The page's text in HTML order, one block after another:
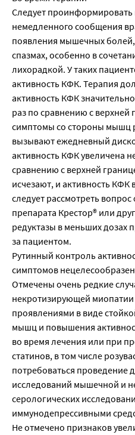
Следует проинформировать
немедленного сообщения
появления мышечных
спазмах, особенно в
лихорадкой. У таких
активность КФК. Терапия
активность КФК
раз по сравнению с
симптомы со стороны мышц
вызывают ежедневный
активность КФК увеличена
сравнению с верхней
исчезают, и активность КФК
следует рассмотреть
препарата Крестор® или
редуктазы в меньших
за пациентом.
Рутинный контроль
симптомов
Отмечены очень редкие
некротизирующей миопатии
проявлениями в виде
мышц и повышения
во время лечения или при
статинов, в том числе
потребоваться проведение
исследований мышечной и
серологических
иммунодепрессивными
Не отмечено признаков